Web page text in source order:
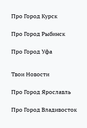
Про Город Курск
Про Город Рыбинск
Про Город Уфа
Твои Новости
Про Город Ярославль
Про Город Владивосток